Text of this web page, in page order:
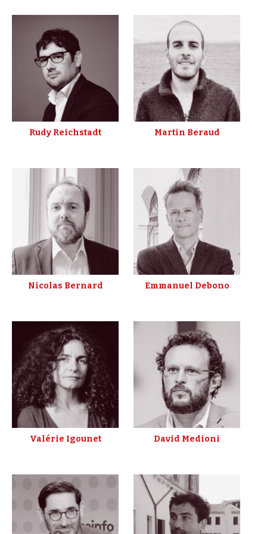
Rudy Reichstadt Martin Beraud
Nicolas Bernard Emmanuel Debono
Valérie Igounet David Medioni